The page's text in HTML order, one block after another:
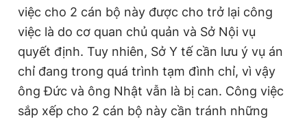
việc cho 2 cán bộ này được cho trở lại công
việc là do cơ quan chủ quản và Sở Nội vụ
quyết định. Tuy nhiên, Sở Y tế cần lưu ý vụ án
chỉ đang trong quá trình tạm đình chỉ, vì vậy
ông Đức và ông Nhật vẫn là bị can. Công việc
sắp xếp cho 2 cán bộ này cần tránh những